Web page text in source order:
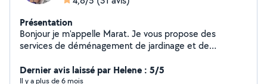
Présentation
Bonjour je m'appelle Marat. Je vous propose des
services de déménagement de jardinage et de
m'écrire en message. Merci
Dernier avis laissé par Helene : 5/5
Il y a plus de 6 mois